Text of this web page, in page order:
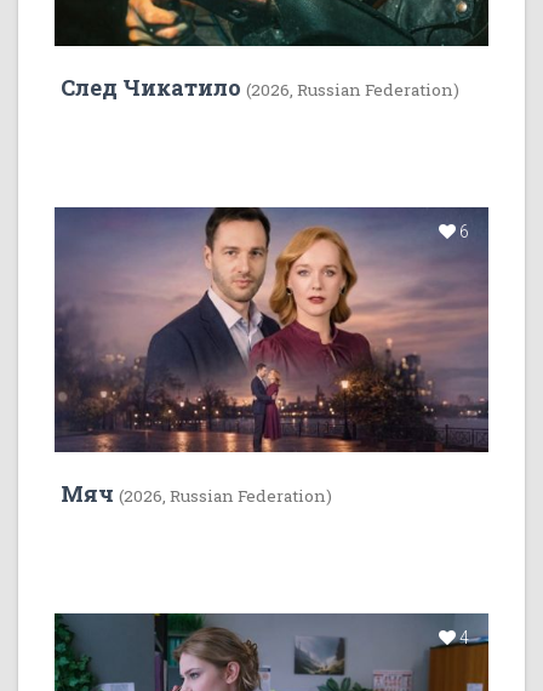
След Чикатило (2026, Russian Federation)
6
Мяч (2026, Russian Federation)
4